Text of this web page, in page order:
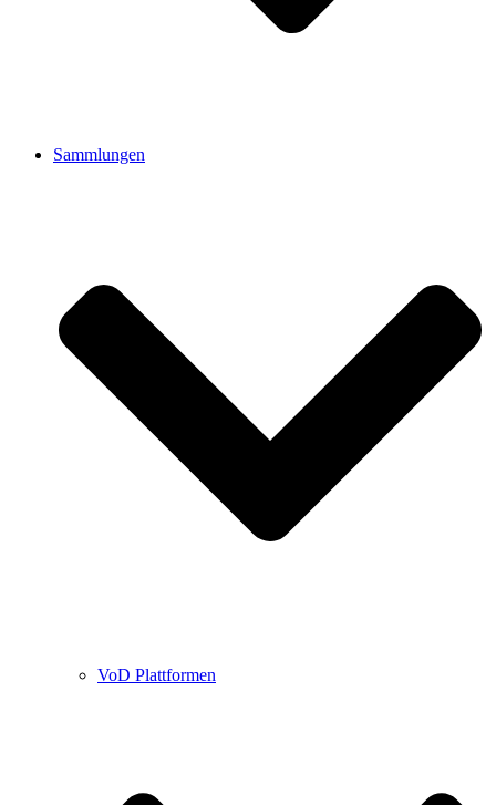
Sammlungen
VoD Plattformen